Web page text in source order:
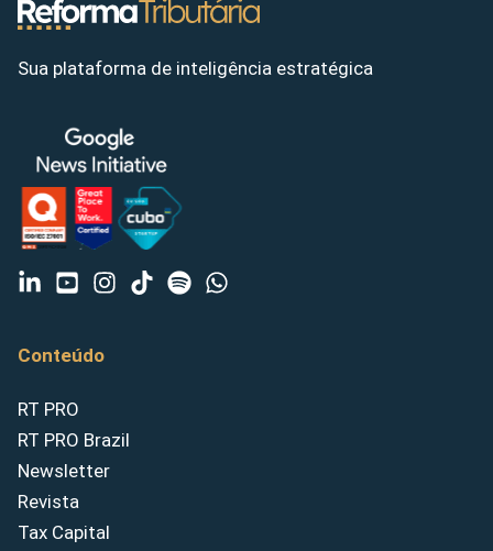
Sua plataforma de inteligência estratégica
Conteúdo
RT PRO
RT PRO Brazil
Newsletter
Revista
Tax Capital